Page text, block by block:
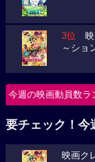
3位 映
～ショ
今週の映画動員数ラ
要チェック！今
映画ク